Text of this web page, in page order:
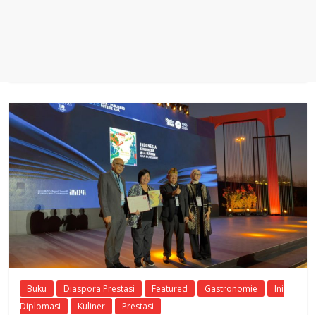
Buku Diaspora Prestasi Featured Gastronomie
Ini
Diplomasi
Kuliner Prestasi